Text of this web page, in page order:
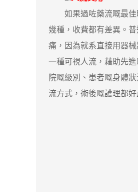
如果過咗藥流嘅最佳時
幾種，收費都有差異。
痛，因為就系直接用器
一種可視人流，藉助先
院嘅級別、患者嘅身體
流方式，術後嘅護理都